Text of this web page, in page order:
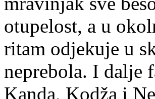
otupelost, a u
ritam odjekuje u
neprebola. I dalje
Kanda, Kodža i